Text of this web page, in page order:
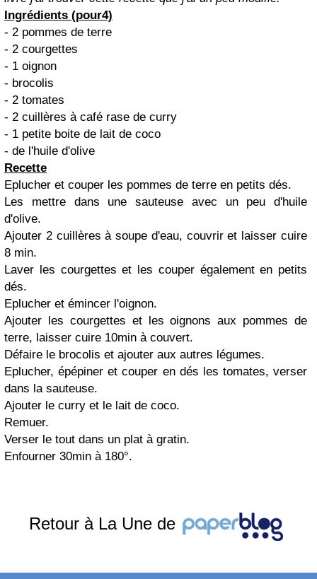
Ingrédients (pour4)
- 2 pommes de terre
- 2 courgettes
- 1 oignon
- brocolis
- 2 tomates
- 2 cuillères à café rase de curry
- 1 petite boite de lait de coco
- de l'huile d'olive
Recette
Eplucher et couper les pommes de terre en petits dés.
Les mettre dans une sauteuse avec un peu d'huile
d'olive.
Ajouter 2 cuillères à soupe d'eau, couvrir et laisser cuire
8 min.
Laver les courgettes et les couper également en petits
dés.
Eplucher et émincer l'oignon.
Ajouter les courgettes et les oignons aux pommes de
terre, laisser cuire 10min à couvert.
Défaire le brocolis et ajouter aux autres légumes.
Eplucher, épépiner et couper en dés les tomates, verser
dans la sauteuse.
Ajouter le curry et le lait de coco.
Remuer.
Verser le tout dans un plat à gratin.
Enfourner 30min à 180°.
Retour à La Une de